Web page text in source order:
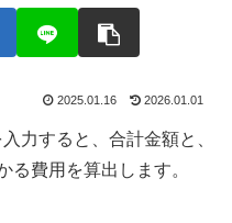
2025.01.16 2026.01.01
力すると、合計金額と、
る費用を算出します。